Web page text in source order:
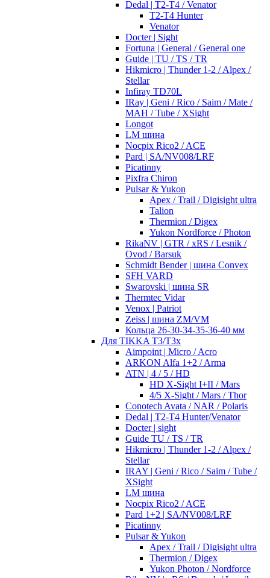
Dedal | T2-T4 / Venator
T2-T4 Hunter
Venator
Docter | Sight
Fortuna | General / General one
Guide | TU / TS / TR
Hikmicro | Thunder 1-2 / Alpex /
Stellar
Infiray TD70L
IRay | Geni / Rico / Saim / Mate /
MAH / Tube / XSight
Longot
LM шина
Nocpix Rico2 / ACE
Pard | SA/NV008/LRF
Picatinny
Pixfra Chiron
Pulsar & Yukon
Apex / Trail / Digisight ultra
Talion
Thermion / Digex
Yukon Nordforce / Photon
RikaNV | GTR / xRS / Lesnik /
Ovod / Barsuk
Schmidt Bender | шина Convex
SFH VARD
Swarovski | шина SR
Thermtec Vidar
Venox | Patriot
Zeiss | шина ZM/VM
Кольца 26-30-34-35-36-40 мм
Для TIKKA T3/T3x
Aimpoint | Micro / Acro
ARKON Alfa 1+2 / Arma
ATN | 4 / 5 / HD
HD X-Sight I+II / Mars
4/5 X-Sight / Mars / Thor
Conotech Avata / NAR / Polaris
Dedal | T2-T4 Hunter/Venator
Docter | sight
Guide TU / TS / TR
Hikmicro | Thunder 1-2 / Alpex /
Stellar
IRAY | Geni / Rico / Saim / Tube /
XSight
LM шина
Nocpix Rico2 / ACE
Pard 1+2 | SA/NV008/LRF
Picatinny
Pulsar & Yukon
Apex / Trail / Digisight ultra
Thermion / Digex
Yukon Photon / Nordforce